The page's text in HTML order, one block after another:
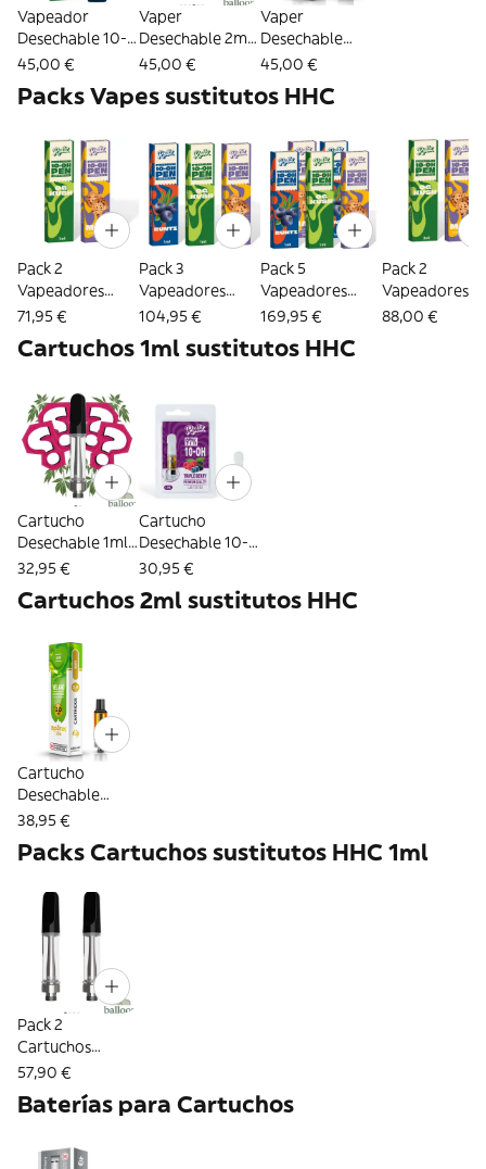
Vapeador
Desechable 10-
OH 2ml - Rollz
45,00 €
Vaper
Desechable 2ml
(600 puffs) -
45,00 €
Vaper
Desechable
Velaro 8-OH 2ml
Aporex
45,00 €
Packs Vapes sustitutos HHC
Pack 2
Vapeadores
Desechables
Rollz
71,95 €
Pack 3
Vapeadores
Desechables
97% 10-OH 1ml -
Rollz
104,95 €
Pack 5
Vapeadores
Desechables
Rollz
169,95 €
Pack 2
Vapeadores
Desechables
88,00 €
Cartuchos 1ml sustitutos HHC
Cartucho
Desechable 1ml
(300 puffs) -
32,95 €
Cartucho
Desechable 10-
OH 1ml - Rollz
30,95 €
Cartuchos 2ml sustitutos HHC
Cartucho
Desechable
Velaro 8-OH 2ml
Aporex
38,95 €
Packs Cartuchos sustitutos HHC 1ml
Pack 2
Cartuchos
Desechables 2ml
(600 puffs) -
Balloon
57,90 €
Baterías para Cartuchos